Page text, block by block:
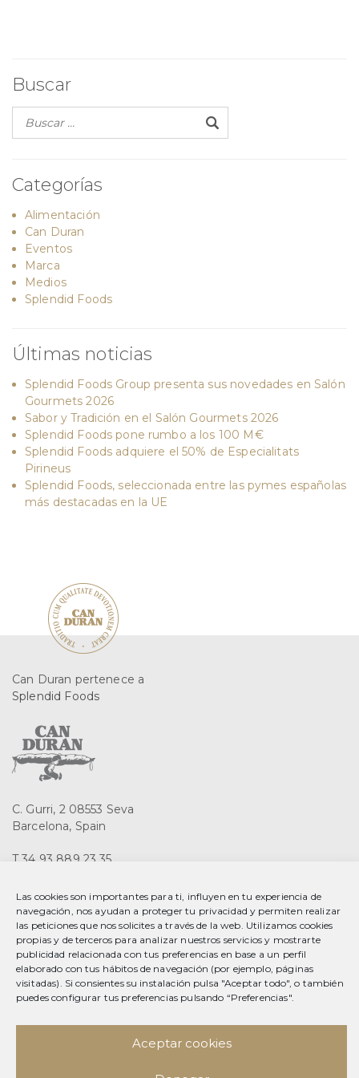
Las cookies son importantes para ti, influyen en tu experiencia de
navegación, nos ayudan a proteger tu privacidad y permiten realizar
las peticiones que nos solicites a través de la web. Utilizamos cookies
propias y de terceros para analizar nuestros servicios y mostrarte
publicidad relacionada con tus preferencias en base a un perfil
elaborado con tus hábitos de navegación (por ejemplo, páginas
visitadas). Si consientes su instalación pulsa "Aceptar todo", o también
puedes configurar tus preferencias pulsando “Preferencias".
Aceptar cookies
Buscar
Categorías
Alimentación
Can Duran
Eventos
Marca
Medios
Splendid Foods
Últimas noticias
Splendid Foods Group presenta sus novedades en Salón
Gourmets 2026
Sabor y Tradición en el Salón Gourmets 2026
Splendid Foods pone rumbo a los 100 M€
Splendid Foods adquiere el 50% de Especialitats
Pirineus
Splendid Foods, seleccionada entre las pymes españolas
más destacadas en la UE
Can Duran pertenece a
Splendid Foods
C. Gurri, 2 08553 Seva
Barcelona, Spain
T 34 93 889 23 35
info@splendid-foods.com
Aviso legal
Política de privacidad
Política de privacidad en redes sociales
Política de cookies